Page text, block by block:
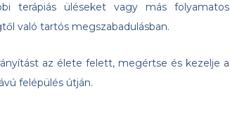
terápiás üléseket vagy más folyamatos
való tartós megszabadulásban.
az élete felett, megértse és kezelje a
felépülés útján.